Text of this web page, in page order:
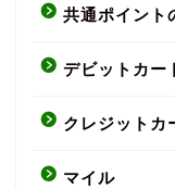
共通ポイント
デビットカー
クレジットカ
マイル